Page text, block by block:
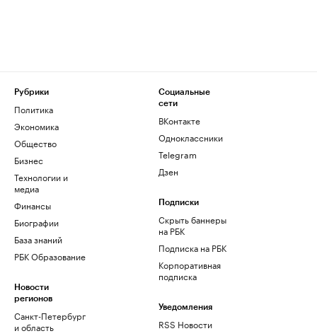
Рубрики
Политика
Экономика
Общество
Бизнес
Технологии и
медиа
Финансы
Биографии
База знаний
РБК Образование
Новости
регионов
Санкт-Петербург
и область
Социальные
сети
ВКонтакте
Одноклассники
Telegram
Дзен
Подписки
Скрыть баннеры
на РБК
Подписка на РБК
Корпоративная
подписка
Уведомления
RSS Новости